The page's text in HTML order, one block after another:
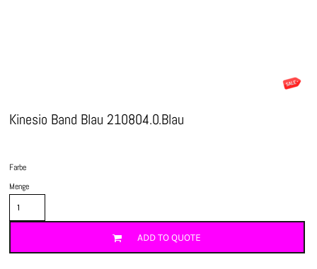
Kinesio Band Blau 210804.0.Blau
Farbe
Menge
ADD TO QUOTE